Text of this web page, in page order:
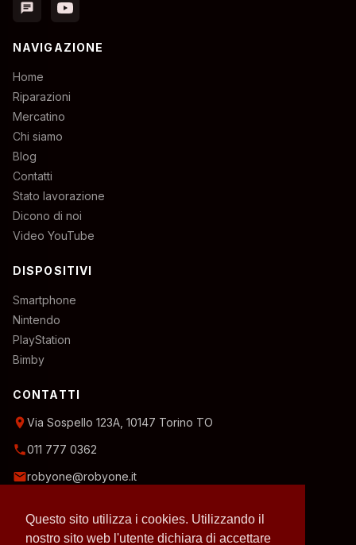
Questo sito utilizza i cookies. Utilizzando il
nostro sito web l'utente dichiara di accettare
chat
NAVIGAZIONE
Home
Riparazioni
Mercatino
Chi siamo
Blog
Contatti
Stato lavorazione
Dicono di noi
Video YouTube
DISPOSITIVI
Smartphone
Nintendo
PlayStation
Bimby
CONTATTI
location_onVia Sospello 123A, 10147 Torino TO
phone011 777 0362
emailrobyone@robyone.it
Mar, Gio, Sab: 10:00–12:30Domenica: chiuso